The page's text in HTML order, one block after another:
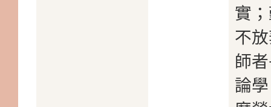
實
不
師
論